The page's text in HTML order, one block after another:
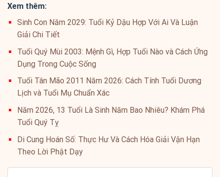
Xem thêm:
Sinh Con Năm 2029: Tuổi Kỷ Dậu Hợp Với Ai Và Luận
Giải Chi Tiết
Tuổi Quý Mùi 2003: Mệnh Gì, Hợp Tuổi Nào và Cách Ứng
Dụng Trong Cuộc Sống
Tuổi Tân Mão 2011 Năm 2026: Cách Tính Tuổi Dương
Lịch và Tuổi Mụ Chuẩn Xác
Năm 2026, 13 Tuổi Là Sinh Năm Bao Nhiêu? Khám Phá
Tuổi Quý Tỵ
Di Cung Hoán Số: Thực Hư Và Cách Hóa Giải Vận Hạn
Theo Lời Phật Dạy